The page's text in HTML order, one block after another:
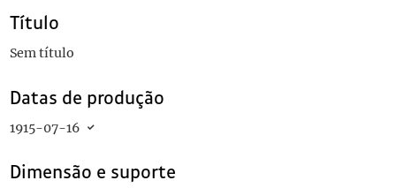
Título
Sem título
Datas de produção
1915-07-16
Dimensão e suporte